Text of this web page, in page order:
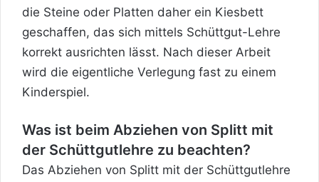
die Steine oder Platten daher ein Kiesbett
geschaffen, das sich mittels Schüttgut-Lehre
korrekt ausrichten lässt. Nach dieser Arbeit
wird die eigentliche Verlegung fast zu einem
Kinderspiel.
Was ist beim Abziehen von Splitt mit
der Schüttgutlehre zu beachten?
Das Abziehen von Splitt mit der Schüttgutlehre